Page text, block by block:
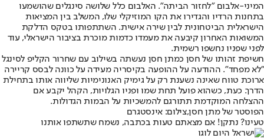
המיני-אלבום "לחזור הביתה". האלבום כלל שלושה סינגלים שהושמעו
בתחנות הרדיו והגדירו את הקו המוזיקלי שלו, המשלב בין המציאות
הישראלית הביטחונית לבין שירה אישית. השתתפותו בטקס הדלקת
המשואות האחרון קיבעה את מעמדו כדמות מוכרת בציבור הישראלי, עוד
לפני שפניו נחשפו רשמית.
חשיפת זהותו של חסן כמתן חסן נעשתה בשילוב עם שחרור הקליפ לסינגל
"לא מפחד". ההודעה על ההופעה בקיסריה מעידה על כוונה לבסס קריירה
ארוכת טווח שאינה נשענת רק על גימיק האנונימיות שליווה אותו בתחילת
הדרך. כעת, כשהוא פועל תחת שמו ופניו הגלויות, הקהל יקבע אם
ההצלחה המוקדמת תתורגם להמשכיות על הבמות הגדולות.
הפוסטר של מתן חסן,צילום: אינסטגרם
טעינו? נתקן! אם מצאתם טעות בכתבה, נשמח שתשתפו אותנו